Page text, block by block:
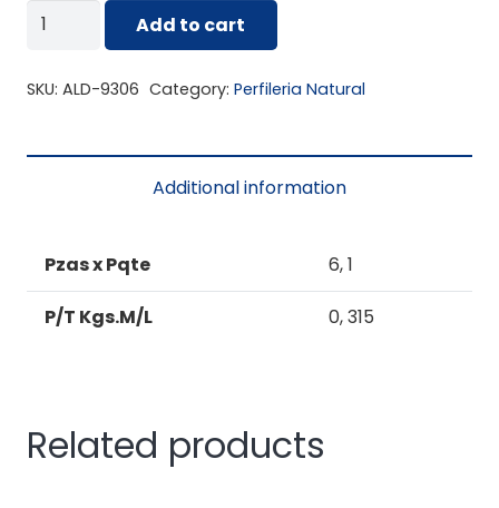
ALD-
quantity
Add to cart
SKU: ALD-9306 Category: Perfileria Natural
Additional information
Pzas x Pqte 6, 1
P/T Kgs.M/L 0, 315
Related products